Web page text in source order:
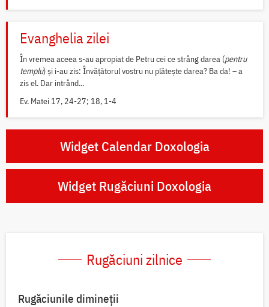
Evanghelia zilei
În vremea aceea s-au apropiat de Petru cei ce strâng darea (pentru
templu) și i-au zis: Învățătorul vostru nu plătește darea? Ba da! – a
zis el. Dar intrând...
Ev. Matei 17, 24-27; 18, 1-4
Widget Calendar Doxologia
Widget Rugăciuni Doxologia
Rugăciuni zilnice
Rugăciunile dimineții